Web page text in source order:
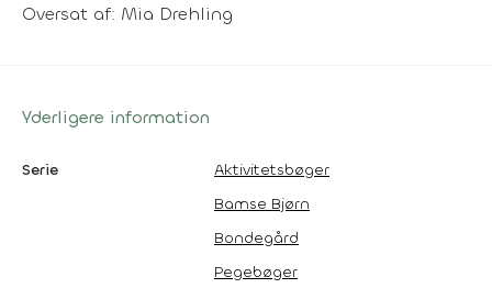
Oversat af: Mia Drehling
Yderligere information
Serie
Aktivitetsbøger
Bamse Bjørn
Bondegård
Pegebøger